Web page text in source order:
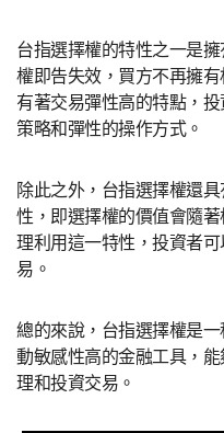
台指選擇權的特性之一是
權即告失效，買方不再擁
有著交易彈性高的特點，
策略和彈性的操作方式。
除此之外，台指選擇權還
性，即選擇權的價值會隨
理利用這一特性，投資者
易。
總的來說，台指選擇權是
動敏感性高的金融工具，
理和投資交易。